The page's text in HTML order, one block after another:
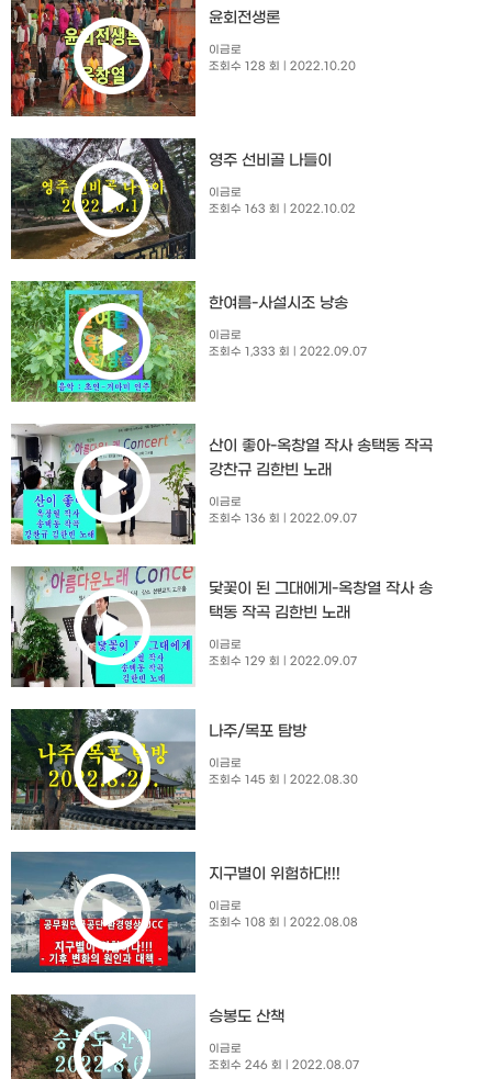
윤회전생론
이금로
조회수 128 회
| 2022.10.20
영주 선비골 나들이
이금로
조회수 163 회
| 2022.10.02
한여름-사설시조 낭송
이금로
조회수 1,333 회
| 2022.09.07
산이 좋아-옥창열 작사 송택동 작곡
강찬규 김한빈 노래
이금로
조회수 136 회
| 2022.09.07
닻꽃이 된 그대에게-옥창열 작사 송
택동 작곡 김한빈 노래
이금로
조회수 129 회
| 2022.09.07
나주/목포 탐방
이금로
조회수 145 회
| 2022.08.30
지구별이 위험하다!!!
이금로
조회수 108 회
| 2022.08.08
승봉도 산책
이금로
조회수 246 회
| 2022.08.07